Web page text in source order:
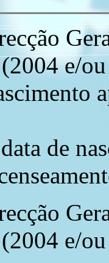
e/
de
e/